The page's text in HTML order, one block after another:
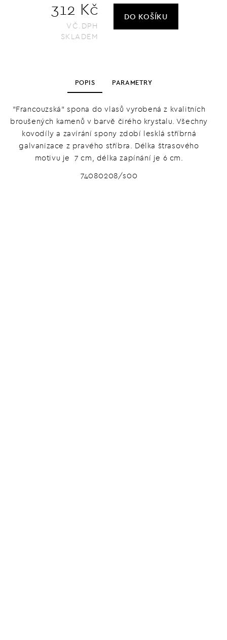
312 Kč
VČ.DPH
SKLADEM
DO KOŠÍKU
POPIS PARAMETRY
"Francouzská" spona do vlasů vyrobená z kvalitních
broušených kamenů v barvě čirého krystalu. Všechny
kovodíly a zavírání spony zdobí lesklá stříbrná
galvanizace z pravého stříbra. Délka štrasového
motivu je 7 cm, délka zapínání je 6 cm.
74080208/s00